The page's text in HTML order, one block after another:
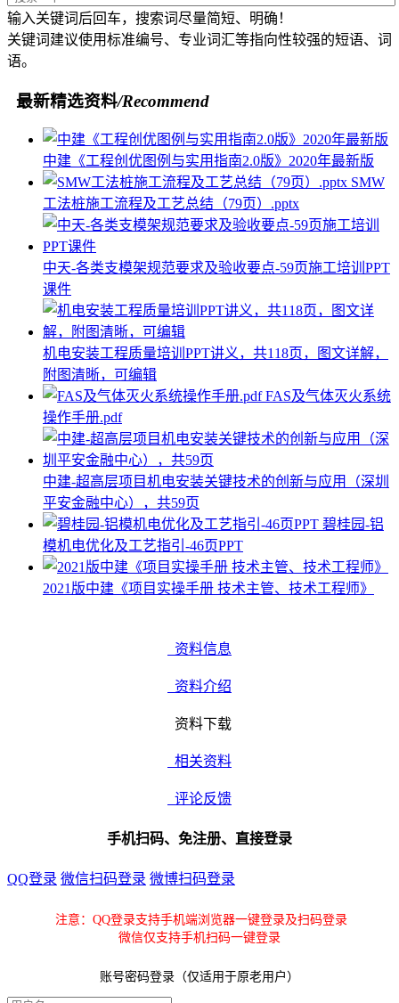
输入关键词后回车，搜索词尽量简短、明确！
关键词建议使用标准编号、专业词汇等指向性较强的短语、词
语。
最新精选资料/Recommend
中建《工程创优图例与实用指南2.0版》2020年最新版
SMW
工法桩施工流程及工艺总结（79页）.pptx
中天-各类支模架规范要求及验收要点-59页施工培训PPT
课件
机电安装工程质量培训PPT讲义，共118页，图文详解，
附图清晰，可编辑
FAS及气体灭火系统
操作手册.pdf
中建-超高层项目机电安装关键技术的创新与应用（深圳
平安金融中心），共59页
碧桂园-铝
模机电优化及工艺指引-46页PPT
2021版中建《项目实操手册 技术主管、技术工程师》
资料信息
资料介绍
资料下载
相关资料
评论反馈
手机扫码、免注册、直接登录
QQ登录 微信扫码登录 微博扫码登录
注意：QQ登录支持手机端浏览器一键登录及扫码登录
微信仅支持手机扫码一键登录
账号密码登录（仅适用于原老用户）